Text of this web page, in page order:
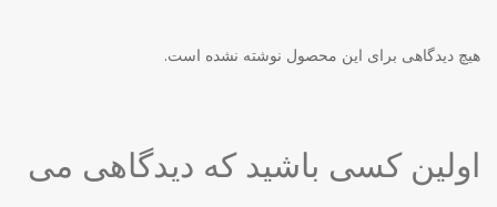
هیچ دیدگاهی برای این محصول نوشته نشده است.
اولین کسی باشید که دیدگاهی می